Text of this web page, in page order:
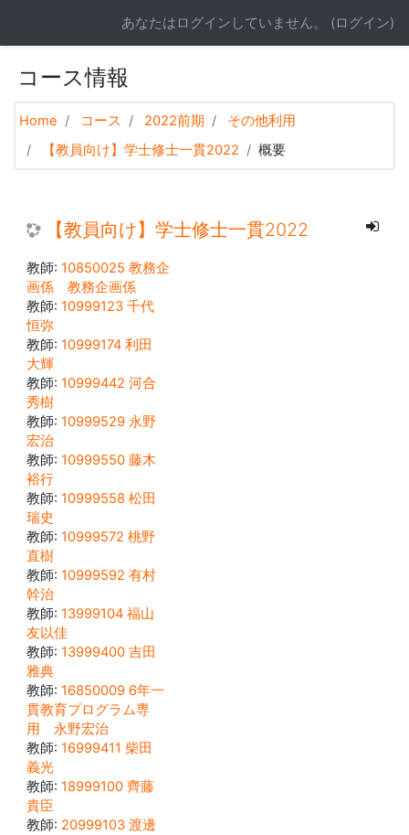
あなたはログインしていません。 (ログイン)
コース情報
Home コース 2022前期
その他利用
【教員向け】学士修士一貫2022
概要
【教員向け】学士修士一貫2022
教師: 10850025 教務企
画係 教務企画係
教師: 10999123 千代
恒弥
教師: 10999174 利田
大輝
教師: 10999442 河合
秀樹
教師: 10999529 永野
宏治
教師: 10999550 藤木
裕行
教師: 10999558 松田
瑞史
教師: 10999572 桃野
直樹
教師: 10999592 有村
幹治
教師: 13999104 福山
友以佳
教師: 13999400 吉田
雅典
教師: 16850009 6年一
貫教育プログラム専
用 永野宏治
教師: 16999411 柴田
義光
教師: 18999100 齊藤
貴臣
教師: 20999103 渡邊